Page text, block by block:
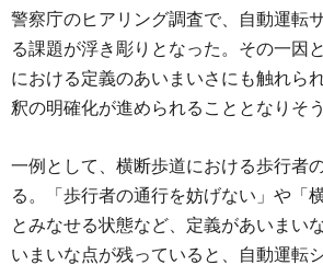
警察庁のヒアリング調査で、自動運転
る課題が浮き彫りとなった。その一因
における定義のあいまいさにも触れら
釈の明確化が進められることとなりそう
一例として、横断歩道における歩行者
る。「歩行者の通行を妨げない」や「
とみなせる状態など、定義があいまい
いまいな点が残っていると、自動運転